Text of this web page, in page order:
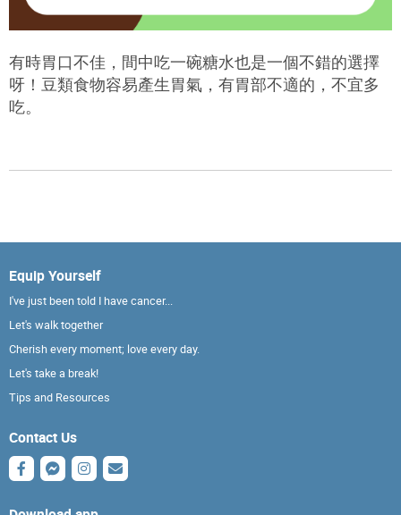
有時胃口不佳，間中吃一碗糖水也是一個不錯的選擇
呀！豆類食物容易產生胃氣，有胃部不適的，不宜多
吃。
Equip Yourself
I've just been told I have cancer...
Let's walk together
Cherish every moment; love every day.
Let's take a break!
Tips and Resources
Contact Us